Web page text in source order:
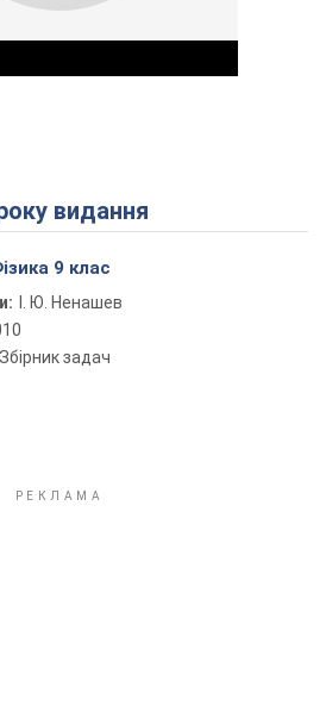
Play Video
видання
9 клас
І. Ю. Ненашев
Збірник задач